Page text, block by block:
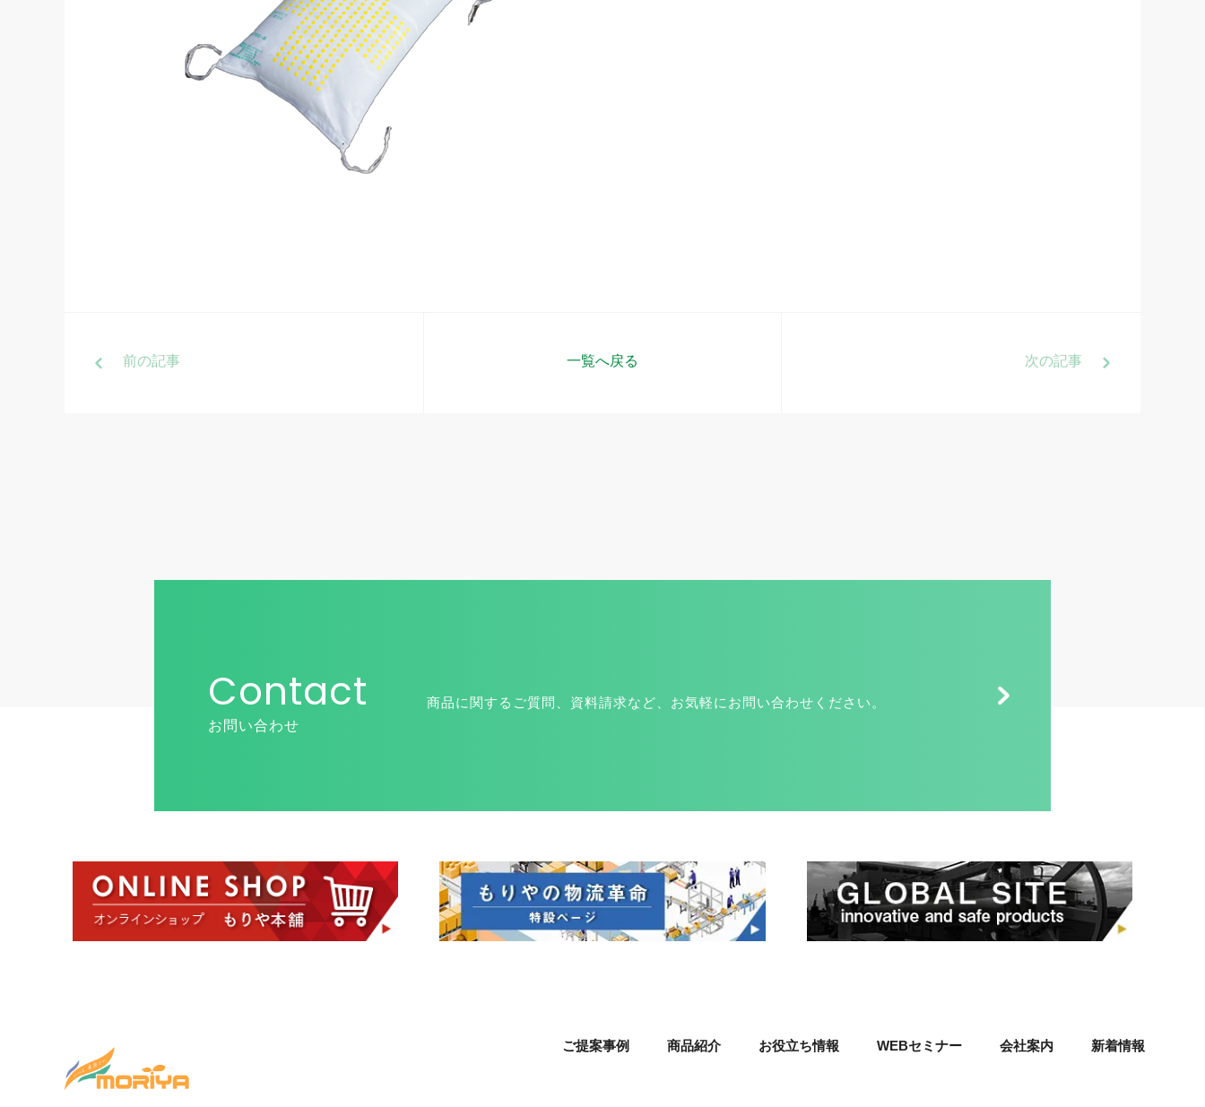
前の記事 一覧へ戻る 次の記事
Contact
お問い合わせ
商品に関するご質問、資料請求など、お気軽にお問い合わせください。
ご提案事例 商品紹介 お役立ち情報 WEBセミナー 会社案内 新着情報